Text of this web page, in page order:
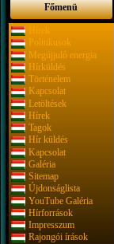
Főmenü
Hírek
Politikusok
Megújjuló energia
Hírküldés
Történelem
Kapcsolat
Letöltések
Hírek
Tagok
Hír küldés
Kapcsolat
Galéria
Sitemap
Újdonságlista
YouTube Galéria
Hírforrások
Impresszum
Rajongói írások